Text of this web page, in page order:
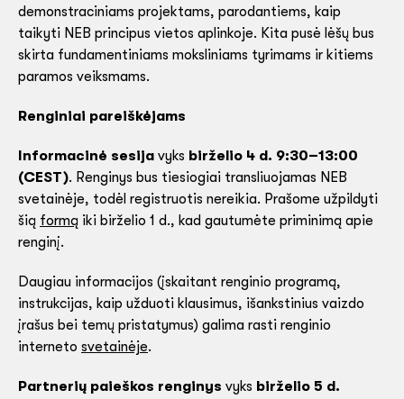
demonstraciniams projektams, parodantiems, kaip
taikyti NEB principus vietos aplinkoje. Kita pusė lėšų bus
skirta fundamentiniams moksliniams tyrimams ir kitiems
paramos veiksmams.
Renginiai pareiškėjams
Informacinė sesija vyks birželio 4 d. 9:30–13:00
(CEST). Renginys bus tiesiogiai transliuojamas NEB
svetainėje, todėl registruotis nereikia. Prašome užpildyti
šią formą iki birželio 1 d., kad gautumėte priminimą apie
renginį.
Daugiau informacijos (įskaitant renginio programą,
instrukcijas, kaip užduoti klausimus, išankstinius vaizdo
įrašus bei temų pristatymus) galima rasti renginio
interneto svetainėje.
Partnerių paieškos renginys vyks birželio 5 d.